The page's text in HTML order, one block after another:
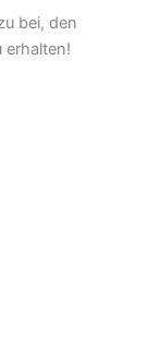
bei, den
erhalten!